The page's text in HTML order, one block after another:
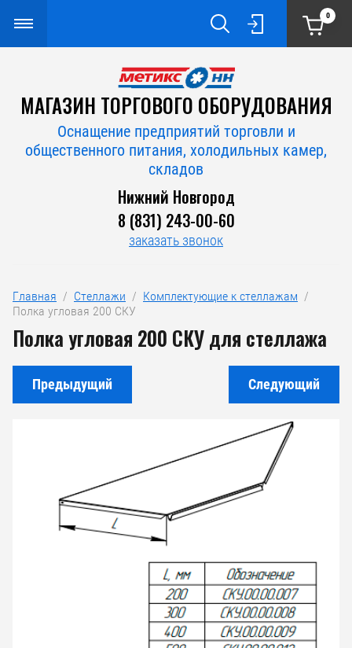
0
МАГАЗИН ТОРГОВОГО ОБОРУДОВАНИЯ
Оснащение предприятий торговли и
общественного питания, холодильных камер,
складов
Нижний Новгород
8 (831) 243-00-60
заказать звонок
Главная
  /
Стеллажи
  /
Комплектующие к стеллажам
  /
Полка угловая 200 СКУ
Полка угловая 200 СКУ для стеллажа
Предыдущий Следующий